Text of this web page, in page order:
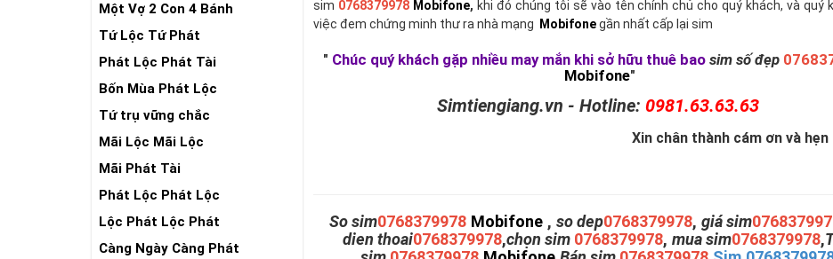
Một Vợ 2 Con 4 Bánh
Tứ Lộc Tứ Phát
Phát Lộc Phát Tài
Bốn Mùa Phát Lộc
Tứ trụ vững chắc
Mãi Lộc Mãi Lộc
Mãi Phát Tài
Phát Lộc Phát Lộc
Lộc Phát Lộc Phát
Càng Ngày Càng Phát
sim 0768379978 Mobifone, khi đó chúng tôi sẽ vào tên chính chủ cho quý khách, và quý
việc đem chứng minh thư ra nhà mạng
Mobifonegần nhất cấp lại sim
" Chúc quý khách gặp nhiều may mắn khi sở hữu thuê baosim số đẹp
Mobifone"
Simtiengiang.vn - Hotline: 0981.63.63.63
Xin chân thành cám ơn và hẹn
So sim0768379978 Mobifone , so dep0768379978, giá sim
dien thoai0768379978,chọn sim 0768379978,mua sim0768379978,